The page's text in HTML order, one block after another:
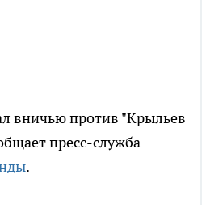
вничью против "Крыльев
пресс-служба
.